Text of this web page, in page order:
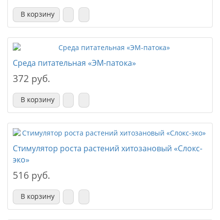
В корзину
Среда питательная «ЭМ-патока»
372 руб.
В корзину
Стимулятор роста растений хитозановый «Слокс-
эко»
516 руб.
В корзину